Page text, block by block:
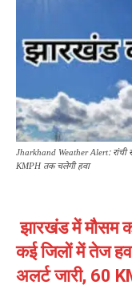
Jharkhand Weather Alert:
KMPH तक चलेगी हवा
झारखंड में मौसम
कई जिलों में तेज
अलर्ट जारी, 60